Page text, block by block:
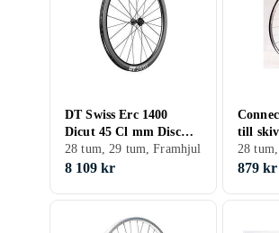
DT Swiss Erc 1400
Dicut 45 Cl mm Disc
100
28 tum, 29 tum, Framhjul
8 109 kr
till
28
879 kr